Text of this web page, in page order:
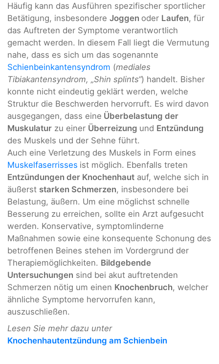
Häufig kann das Ausführen spezifischer sportlicher
Betätigung, insbesondere Joggen oder Laufen, für
das Auftreten der Symptome verantwortlich
gemacht werden. In diesem Fall liegt die Vermutung
nahe, dass es sich um das sogenannte
Schienbeinkantensyndrom (mediales
Tibiakantensyndrom, „Shin splints“) handelt. Bisher
konnte nicht eindeutig geklärt werden, welche
Struktur die Beschwerden hervorruft. Es wird davon
ausgegangen, dass eine Überbelastung der
Muskulatur zu einer Überreizung und Entzündung
des Muskels und der Sehne führt.
Auch eine Verletzung des Muskels in Form eines
Muskelfaserrisses ist möglich. Ebenfalls treten
Entzündungen der Knochenhaut auf, welche sich in
äußerst starken Schmerzen, insbesondere bei
Belastung, äußern. Um eine möglichst schnelle
Besserung zu erreichen, sollte ein Arzt aufgesucht
werden. Konservative, symptomlinderne
Maßnahmen sowie eine konsequente Schonung des
betroffenen Beines stehen im Vordergrund der
Therapiemöglichkeiten. Bildgebende
Untersuchungen sind bei akut auftretenden
Schmerzen nötig um einen Knochenbruch, welcher
ähnliche Symptome hervorrufen kann,
auszuschließen.
Lesen Sie mehr dazu unter
Knochenhautentzündung am Schienbein